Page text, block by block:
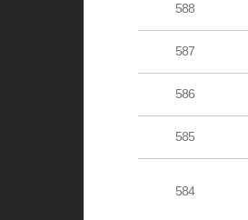
588
587
586
585
584